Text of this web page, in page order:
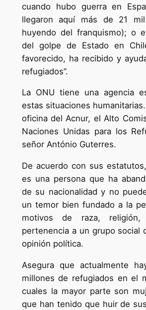
cuando hubo guerra en
llegaron aquí más de 21 mil
huyendo del franquismo); o
del golpe de Estado en
favorecido, ha recibido y
refugiados”.
La ONU tiene una agencia
estas situaciones
oficina del Acnur, el Alto
Naciones Unidas para los
señor António Guterres.
De acuerdo con sus
es una persona que ha
de su nacionalidad y no
un temor bien fundado a la
motivos de raza, religión,
pertenencia a un grupo social
opinión política.
Asegura que actualmente
millones de refugiados en el
cuales la mayor parte son
que han tenido que huir de